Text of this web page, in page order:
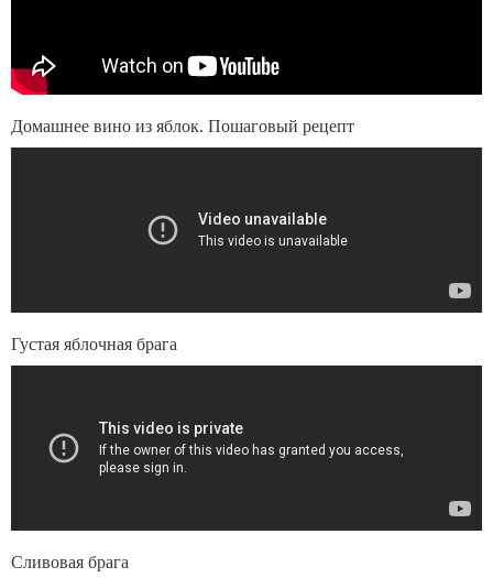
Домашнее вино из яблок. Пошаговый рецепт
Густая яблочная брага
Сливовая брага